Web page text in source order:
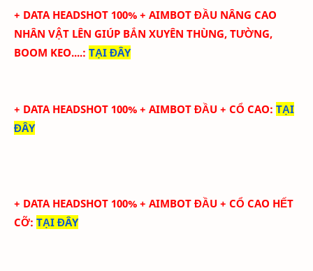
+ DATA HEADSHOT 100% + AIMBOT ĐẦU NÂNG CAO
NHÂN VẬT LÊN GIÚP BẮN XUYÊN THÙNG, TƯỜNG,
BOOM KEO....: TẠI ĐÂY
+ DATA HEADSHOT 100% + AIMBOT ĐẦU + CỔ CAO: TẠI
ĐÂY
+ DATA HEADSHOT 100% + AIMBOT ĐẦU + CỔ CAO HẾT
CỠ: TẠI ĐÂY